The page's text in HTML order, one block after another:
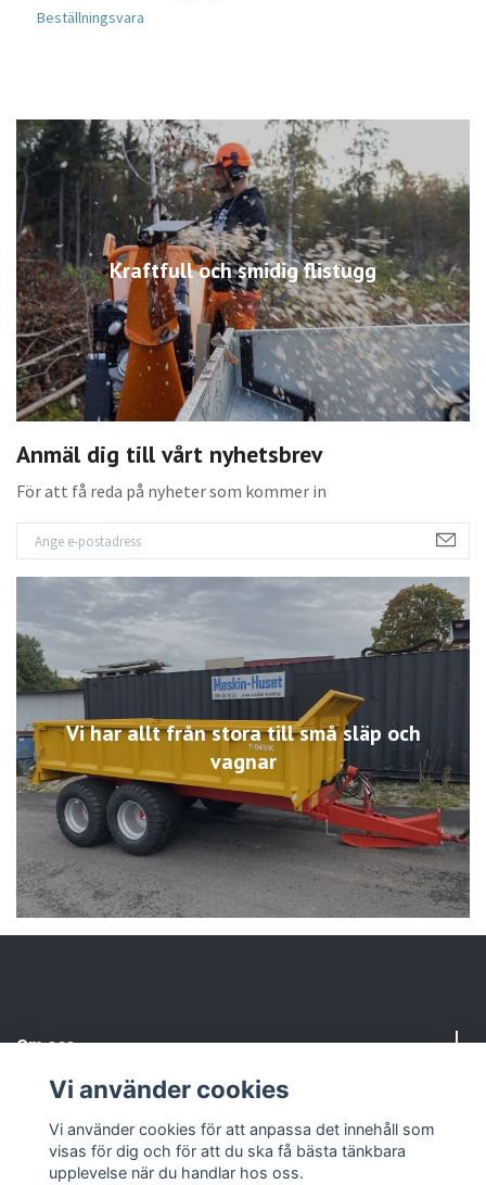
Kraftfull och smidig flistugg
Anmäl dig till vårt nyhetsbrev
För att få reda på nyheter som kommer in
Vi har allt från stora till små släp och
vagnar
Beställningsvara
Om oss
Kundtjänst
Sociala medier
Vi använder cookies
Vi använder cookies för att anpassa det innehåll som
visas för dig och för att du ska få bästa tänkbara
upplevelse när du handlar hos oss.